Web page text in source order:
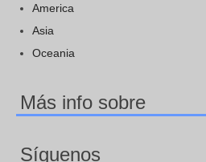
America
Asia
Oceania
Más info sobre
Síguenos